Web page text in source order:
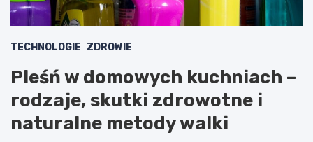
TECHNOLOGIE ZDROWIE
Pleśń w domowych kuchniach –
rodzaje, skutki zdrowotne i
naturalne metody walki